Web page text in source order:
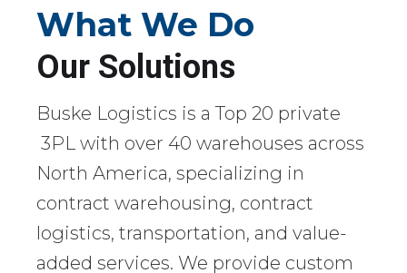
What We Do
Our Solutions
Buske Logistics is a Top 20 private
3PL with over 40 warehouses across
North America, specializing in
contract warehousing, contract
logistics, transportation, and value-
added services. We provide custom